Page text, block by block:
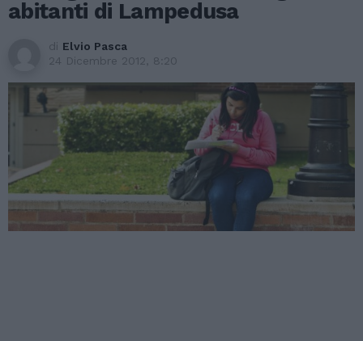
abitanti di Lampedusa
di Elvio Pasca
24 Dicembre 2012, 8:20